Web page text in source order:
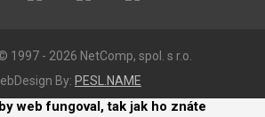
1997 - 2026 NetComp, spol. s r.o.
By: PESL.NAME
web fungoval, tak jak ho znáte